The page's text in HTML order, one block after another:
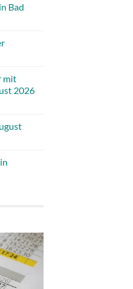
Bad
mit
2026